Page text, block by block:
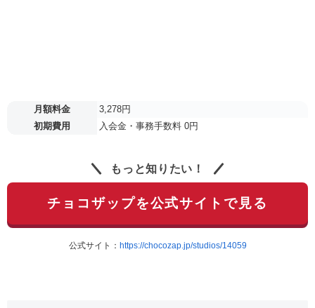
月額料金
3,278円
初期費用
入会金・事務手数料 0円
もっと知りたい！
チョコザップを公式サイトで見る
公式サイト： https://chocozap.jp/studios/14059